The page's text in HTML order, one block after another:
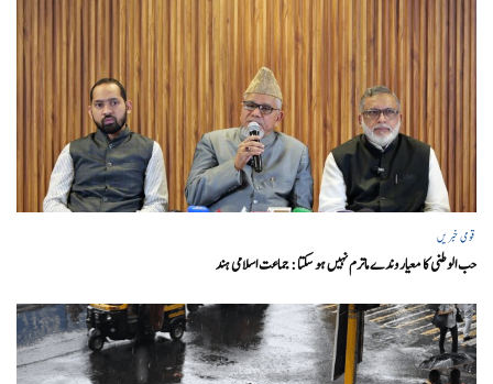
قومی خبریں
حب الوطنی کا معیار وندے ماترم نہیں ہو سکتا : جماعت اسلامی ہند